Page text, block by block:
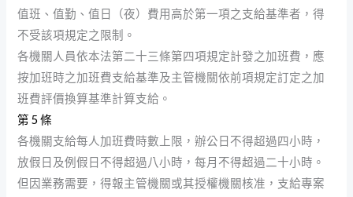
值班、值勤、值日（夜）費用高於第一項之支給基準者，得
不受該項規定之限制。
各機關人員依本法第二十三條第四項規定計發之加班費，應
按加班時之加班費支給基準及主管機關依前項規定訂定之加
班費評價換算基準計算支給。
第 5 條
各機關支給每人加班費時數上限，辦公日不得超過四小時，
放假日及例假日不得超過八小時，每月不得超過二十小時。
但因業務需要，得報主管機關或其授權機關核准，支給專案